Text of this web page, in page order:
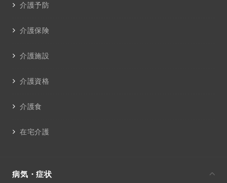
介護予防
介護保険
介護施設
介護資格
介護食
在宅介護
病気・症状